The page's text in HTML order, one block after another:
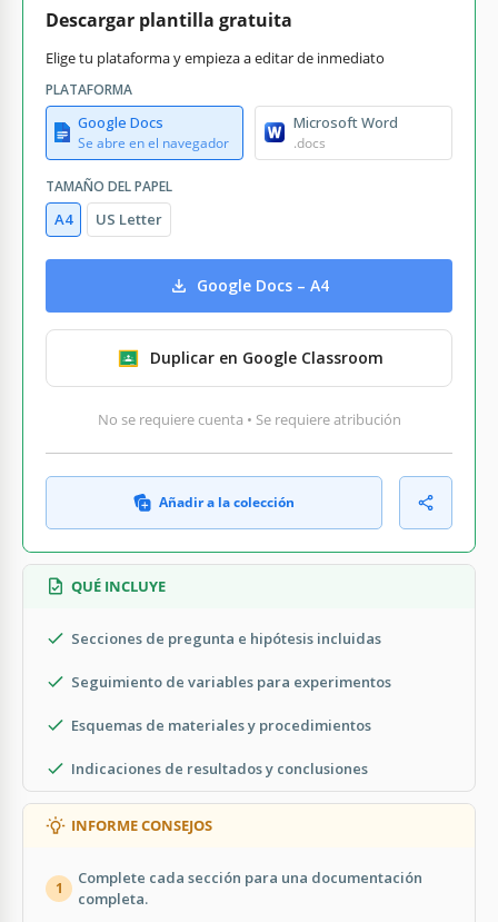
Descargar plantilla gratuita
Elige tu plataforma y empieza a editar de inmediato
PLATAFORMA
Google Docs
Se abre en el navegador
Microsoft Word
.docs
TAMAÑO DEL PAPEL
A4 US Letter
Google Docs – A4
Duplicar en Google Classroom
No se requiere cuenta • Se requiere atribución
Añadir a la colección
QUÉ INCLUYE
Secciones de pregunta e hipótesis incluidas
Seguimiento de variables para experimentos
Esquemas de materiales y procedimientos
Indicaciones de resultados y conclusiones
INFORME CONSEJOS
1
Complete cada sección para una documentación
completa.